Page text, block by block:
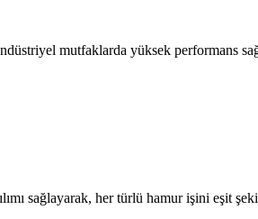
mutfaklarda yüksek performans
sağlayarak, her türlü hamur işini eşit